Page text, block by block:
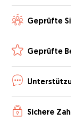
Geprüfte
Geprüfte
Sichere